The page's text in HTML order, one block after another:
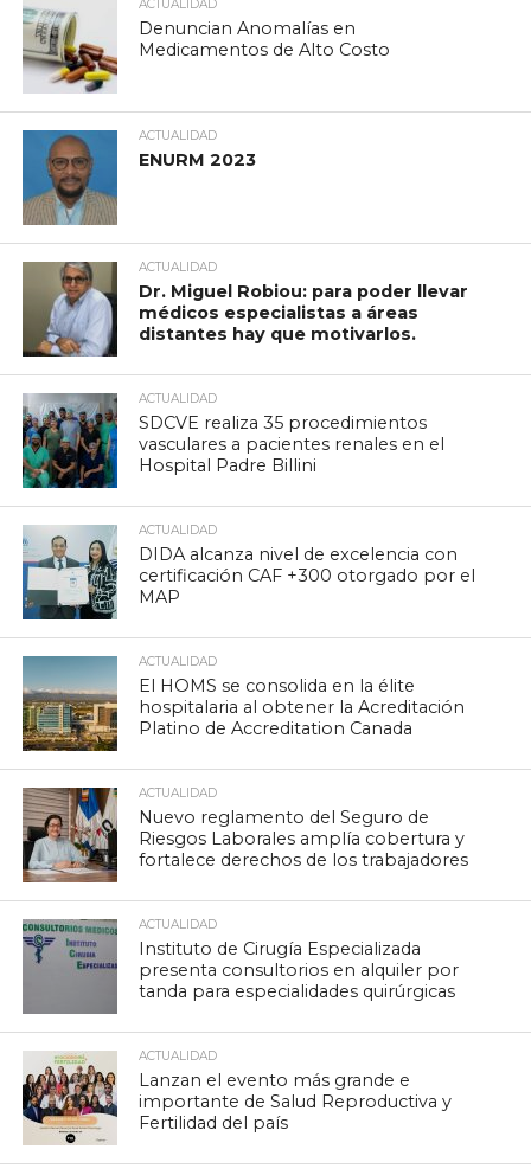
ACTUALIDAD
Denuncian Anomalías en
Medicamentos de Alto Costo
ACTUALIDAD
ENURM 2023
ACTUALIDAD
Dr. Miguel Robiou: para poder llevar
médicos especialistas a áreas
distantes hay que motivarlos.
ACTUALIDAD
SDCVE realiza 35 procedimientos
vasculares a pacientes renales en el
Hospital Padre Billini
ACTUALIDAD
DIDA alcanza nivel de excelencia con
certificación CAF +300 otorgado por el
MAP
ACTUALIDAD
El HOMS se consolida en la élite
hospitalaria al obtener la Acreditación
Platino de Accreditation Canada
ACTUALIDAD
Nuevo reglamento del Seguro de
Riesgos Laborales amplía cobertura y
fortalece derechos de los trabajadores
ACTUALIDAD
Instituto de Cirugía Especializada
presenta consultorios en alquiler por
tanda para especialidades quirúrgicas
ACTUALIDAD
Lanzan el evento más grande e
importante de Salud Reproductiva y
Fertilidad del país